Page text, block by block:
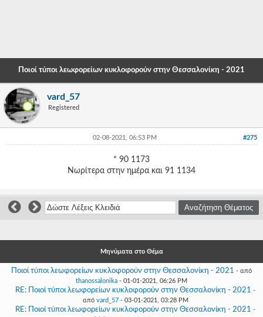
-
-
-
-
-
-
Επισκέπτη!
Σύνδεση
Ποιοί τύποι λεωφορείων κυκλοφορούν στην Θεσσαλονίκη - 2021
vard_57
Registered
#275
02-08-2021, 06:53 PM
* 90 1173
Νωρίτερα στην ημέρα και 91 1134
Μηνύματα στο Θέμα
Ποιοί τύποι λεωφορείων κυκλοφορούν στην Θεσσαλονίκη - 2021 - από
thanossalonika - 01-01-2021, 06:26 PM
RE: Ποιοί τύποι λεωφορείων κυκλοφορούν στην Θεσσαλονίκη - 2021 -
από vard_57- 03-01-2021, 03:28 PM
RE: Ποιοί τύποι λεωφορείων κυκλοφορούν στην Θεσσαλονίκη - 2021 -